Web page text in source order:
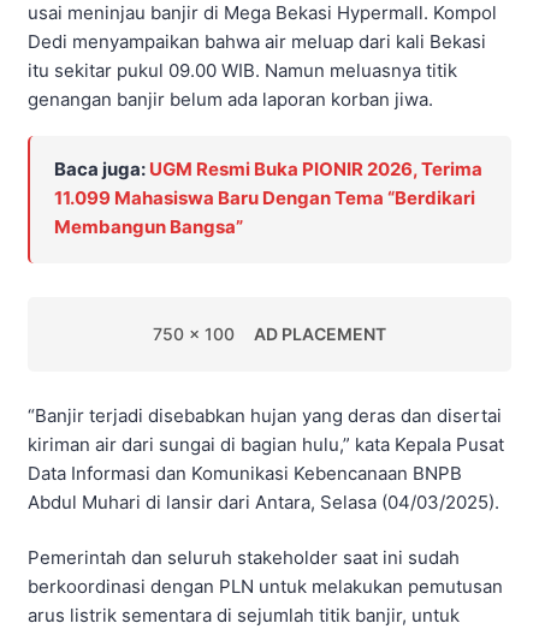
usai meninjau banjir di Mega Bekasi Hypermall. Kompol
Dedi menyampaikan bahwa air meluap dari kali Bekasi
itu sekitar pukul 09.00 WIB. Namun meluasnya titik
genangan banjir belum ada laporan korban jiwa.
Baca juga: UGM Resmi Buka PIONIR 2026, Terima
11.099 Mahasiswa Baru Dengan Tema “Berdikari
Membangun Bangsa”
750 x 100 AD PLACEMENT
“Banjir terjadi disebabkan hujan yang deras dan disertai
kiriman air dari sungai di bagian hulu,” kata Kepala Pusat
Data Informasi dan Komunikasi Kebencanaan BNPB
Abdul Muhari di lansir dari Antara, Selasa (04/03/2025).
Pemerintah dan seluruh stakeholder saat ini sudah
berkoordinasi dengan PLN untuk melakukan pemutusan
arus listrik sementara di sejumlah titik banjir, untuk